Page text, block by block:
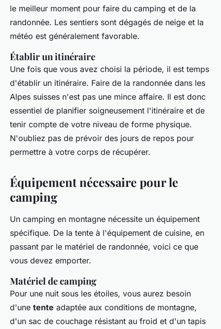
le meilleur moment pour faire du camping et de la
randonnée. Les sentiers sont dégagés de neige et la
météo est généralement favorable.
Établir un itinéraire
Une fois que vous avez choisi la période, il est temps
d'établir un itinéraire. Faire de la randonnée dans les
Alpes suisses n'est pas une mince affaire. Il est donc
essentiel de planifier soigneusement l'itinéraire et de
tenir compte de votre niveau de forme physique.
N'oubliez pas de prévoir des jours de repos pour
permettre à votre corps de récupérer.
Équipement nécessaire pour le
camping
Un camping en montagne nécessite un équipement
spécifique. De la tente à l'équipement de cuisine, en
passant par le matériel de randonnée, voici ce que
vous devez emporter.
Matériel de camping
Pour une nuit sous les étoiles, vous aurez besoin
d'une tente adaptée aux conditions de montagne,
d'un sac de couchage résistant au froid et d'un tapis